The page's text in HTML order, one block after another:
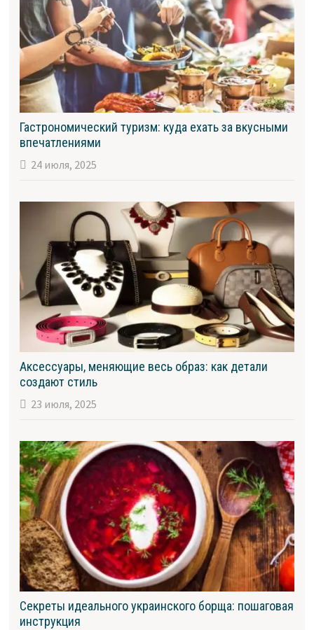
Гастрономический туризм: куда ехать за вкусными
впечатлениями
24 июля, 2025
Аксессуары, меняющие весь образ: как детали
создают стиль
23 июля, 2025
Секреты идеального украинского борща: пошаговая
инструкция